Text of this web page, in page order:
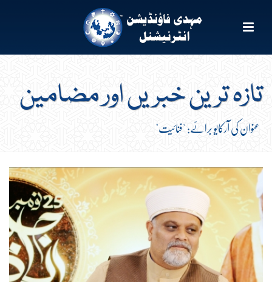
تازہ ترین خبریں اور مضامین
عنوان کی آرکایو برائے: "فنائیت"